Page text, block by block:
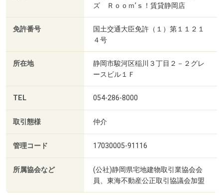
ズ Ｒｏｏｍ’ｓ！賃貸静岡店
免許番号
国土交通大臣免許（１）第１１２１
４号
所在地
静岡市駿河区稲川３丁目２－２グレ
ースビル１Ｆ
TEL 054-286-8000
取引態様 仲介
管理コード 17030005-91116
所属協会など
(公社)静岡県宅地建物取引業協会会
員、東海不動産公正取引協議会加盟